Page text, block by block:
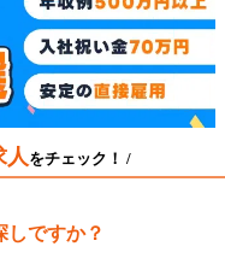
人 をチェック！ /
しですか？